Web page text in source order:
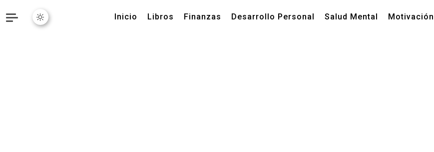
Inicio Libros Finanzas Desarrollo Personal Salud Mental Motivación